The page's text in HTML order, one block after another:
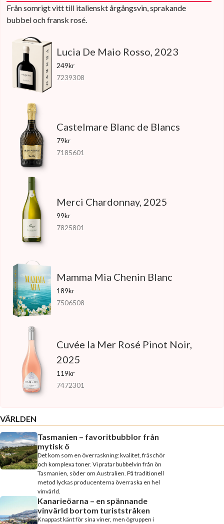
Från somrigt vitt till italienskt årgångsvin, sprakande
bubbel och fransk rosé.
Lucia De Maio Rosso, 2023
249kr
7239308
Castelmare Blanc de Blancs
79kr
7185601
Merci Chardonnay, 2025
99kr
7825801
Mamma Mia Chenin Blanc
189kr
7506508
Cuvée la Mer Rosé Pinot Noir,
2025
119kr
7472301
VÄRLDEN
Tasmanien – favoritbubblor från
mytisk ö
Det kom som en överraskning: kvalitet, fräschör
och komplexa toner. Vi pratar bubbelvin från ön
Tasmanien, söder om Australien. På traditionell
metod lyckas producenterna överraska en hel
vinvärld.
Kanarieöarna – en spännande
vinvärld bortom turiststråken
Knappast känt för sina viner, men ögruppen i